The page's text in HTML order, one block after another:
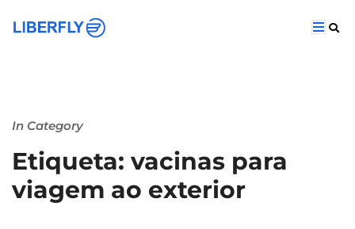
In Category
Etiqueta: vacinas para
viagem ao exterior